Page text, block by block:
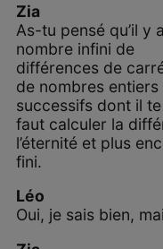
Zia
As-tu pensé qu’il y
nombre infini de
différences de
de nombres entiers
successifs dont il te
faut calculer la
l’éternité et plus
fini.
Léo
Oui, je sais bien,